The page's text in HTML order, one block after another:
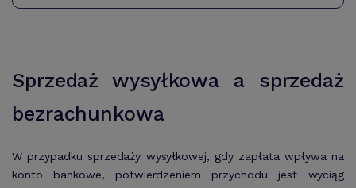
Sprzedaż wysyłkowa a sprzedaż
bezrachunkowa
W przypadku sprzedaży wysyłkowej, gdy zapłata wpływa na
konto bankowe, potwierdzeniem przychodu jest wyciąg